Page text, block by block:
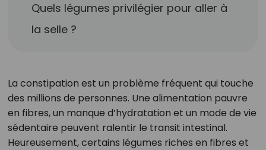
Quels légumes privilégier pour aller à
la selle ?
La constipation est un problème fréquent qui touche
des millions de personnes. Une alimentation pauvre
en fibres, un manque d’hydratation et un mode de vie
sédentaire peuvent ralentir le transit intestinal.
Heureusement, certains légumes riches en fibres et